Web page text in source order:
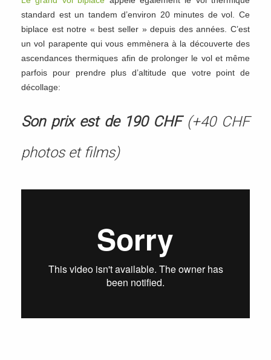
standard est un tandem d’environ 20 minutes de vol. Ce
biplace est notre « best seller » depuis des années. C’est
un vol parapente qui vous emmènera à la découverte des
ascendances thermiques afin de prolonger le vol et même
parfois pour prendre plus d’altitude que votre point de
décollage:
Son prix est de 190 CHF(+40 CHF
photos et films)